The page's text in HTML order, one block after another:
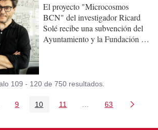
El proyecto "Microcosmos
BCN" del investigador Ricard
Solé recibe una subvención del
Ayuntamiento y la Fundación ”la
109 - 120 de 750 resultados.
intermedias Use TAB para
Página
9 Página
10 Página
11 PáginasPágina
63